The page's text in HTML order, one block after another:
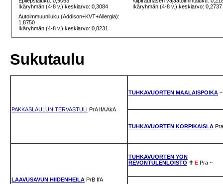
Ikäryhmän (4-8 v.) keskiarvo: 0,3084
Ikäryhmän (4-8 v.) keskiarvo: 0,2737
Autoimmuuniluku (Addison+KVT+Allergia):
1,8750
Ikäryhmän (4-8 v.) keskiarvo: 0,8231
Sukutaulu
PAKKASLAULUN TERVASTULI PrA IfAAkA
TUHKAVUORTEN MAALAISPOIKA ~
TUHKAVUORTEN KORPIKAISLA Pra
LAAVUSAVUN HIIDENHEILA PrB IfA
TUHKAVUORTEN YÖN
REVONTULENLOISTO ✝ E Pra ~